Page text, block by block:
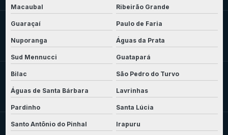
Macaubal Ribeirão Grande
Guaraçaí Paulo de Faria
Nuporanga Águas da Prata
Sud Mennucci Guatapará
Bilac São Pedro do Turvo
Águas de Santa Bárbara Lavrinhas
Pardinho Santa Lúcia
Santo Antônio do Pinhal Irapuru